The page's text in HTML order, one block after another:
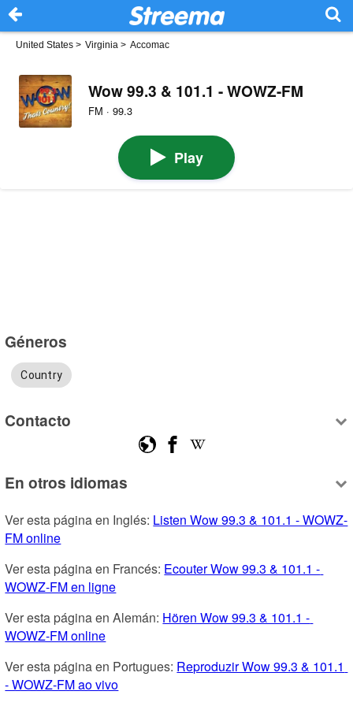
United States > Virginia > Accomac
Wow 99.3 & 101.1 - WOWZ-FM
FM · 99.3
Play
Géneros
Country
Contacto
En otros idiomas
Ver esta página en Inglés: Listen Wow 99.3 & 101.1 - WOWZ-
FM online
Ver esta página en Francés: Ecouter Wow 99.3 & 101.1 -
WOWZ-FM en ligne
Ver esta página en Alemán: Hören Wow 99.3 & 101.1 -
WOWZ-FM online
Ver esta página en Portugues: Reproduzir Wow 99.3 & 101.1
- WOWZ-FM ao vivo